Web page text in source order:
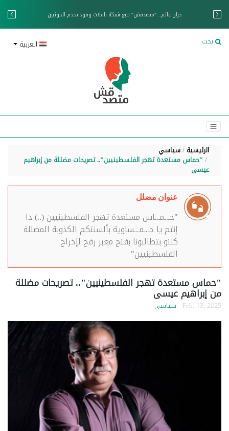
خزان عائم.. "متصدقش" تتبع شبكة ناقلات وقود تخدم الحوثيين
بحث العربية
الرئيسية سياسي
"حماس مستعدة تهجر الفلسطينيين".. تصريحات مضللة من إبراهيم
عيسى
عنوان مضلل
"حـ.ـمـ.ـاس مستعدة تهجر الفلسطينيين (..) دا
إنتم يا حـ.ـمـ.ـساوية بألسنتكم الكذوبة المضللة
كنتو بتطالبونا بفتح معبر رفح لإخراج
الفلسطينيين"
"حماس مستعدة تهجر الفلسطينيين".. تصريحات مضللة
من إبراهيم عيسى
Feb. 13, 2025 - سياسي